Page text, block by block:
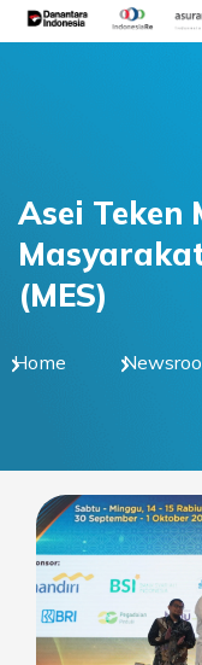
Skip
to
Asei Teken
(MES)
Home